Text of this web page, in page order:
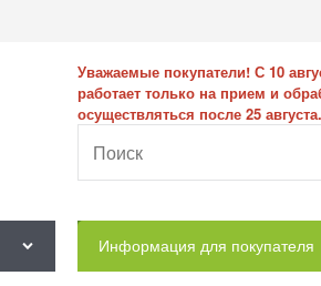
Уважаемые покупатели! С 10
работает только на прием и
осуществляться после 25
Информация для покупателя